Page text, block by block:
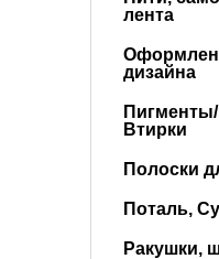
лента
дизайна
Втирки
Полоски
Поталь,
Ракушки,